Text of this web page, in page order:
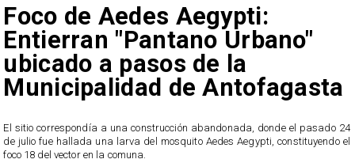
Foco de Aedes Aegypti:
Entierran "Pantano Urbano"
ubicado a pasos de la
Municipalidad de Antofagasta
El sitio correspondía a una construcción abandonada, donde el pasado 24
de julio fue hallada una larva del mosquito Aedes Aegypti, constituyendo el
foco 18 del vector en la comuna.